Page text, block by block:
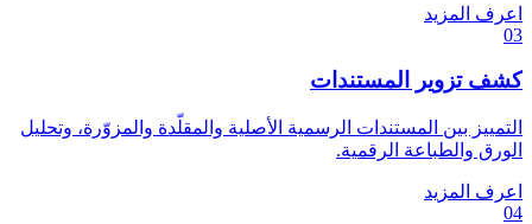
اعرف المزيد
03
كشف تزوير المستندات
التمييز بين المستندات الرسمية الأصلية والمقلّدة والمزوّرة، وتحليل
الورق والطباعة الرقمية.
اعرف المزيد
04